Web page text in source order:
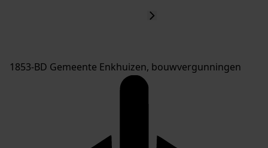
1853-BD Gemeente Enkhuizen, bouwvergunningen